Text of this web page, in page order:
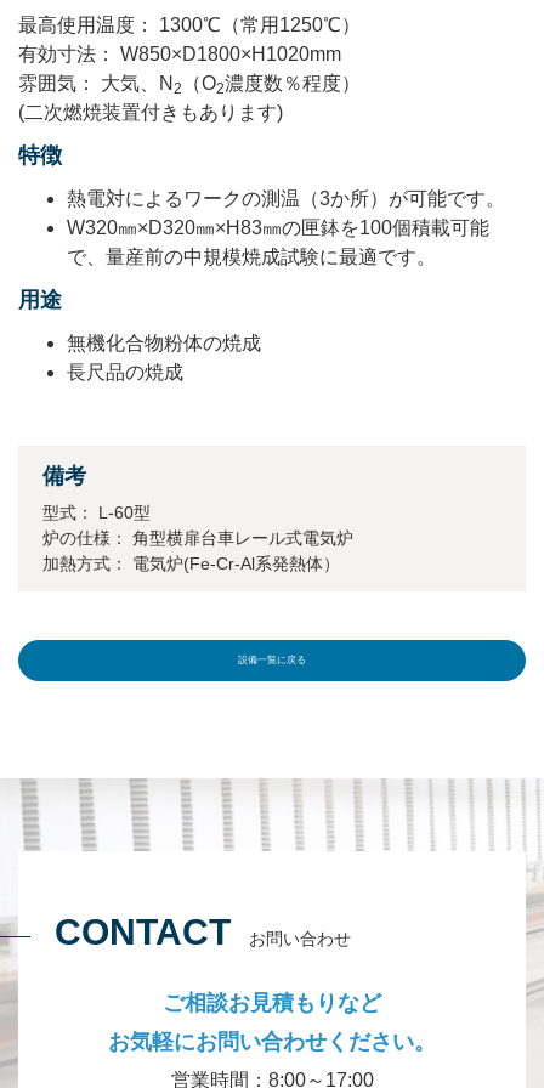
最⾼使⽤温度： 1300℃（常用1250℃）
有効⼨法： W850×D1800×H1020mm
雰囲気： 大気、N 2 （O2濃度数％程度）
(二次燃焼装置付きもあります)
特徴
熱電対によるワークの測温（3か所）が可能です。
W320㎜×D320㎜×H83㎜の匣鉢を100個積載可能
で、量産前の中規模焼成試験に最適です。
用途
無機化合物粉体の焼成
長尺品の焼成
備考
型式： L-60型
炉の仕様： 角型横扉台車レール式電気炉
加熱方式： 電気炉(Fe-Cr-Al系発熱体）
設備一覧に戻る
CONTACT お問い合わせ
ご相談お見積もりなど
お気軽にお問い合わせください。
営業時間：8:00～17:00